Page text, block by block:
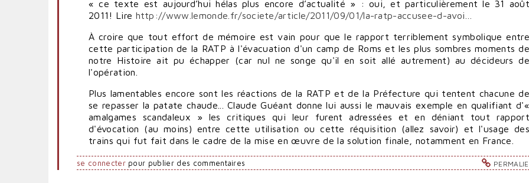
« ce texte est aujourd’hui hélas plus encore d’actualité » : oui, et particulièrement le 31 août
2011! Lire http://www.lemonde.fr/societe/article/2011/09/01/la-ratp-accusee-d-avoi…
À croire que tout effort de mémoire est vain pour que le rapport terriblement symbolique entre
cette participation de la RATP à l'évacuation d'un camp de Roms et les plus sombres moments de
notre Histoire ait pu échapper (car nul ne songe qu'il en soit allé autrement) au décideurs de
l'opération.
Plus lamentables encore sont les réactions de la RATP et de la Préfecture qui tentent chacune de
se repasser la patate chaude... Claude Guéant donne lui aussi le mauvais exemple en qualifiant d'«
amalgames scandaleux » les critiques qui leur furent adressées et en déniant tout rapport
d'évocation (au moins) entre cette utilisation ou cette réquisition (allez savoir) et l'usage des
trains qui fut fait dans le cadre de la mise en œuvre de la solution finale, notamment en France.
se connecterpour publier des commentaires